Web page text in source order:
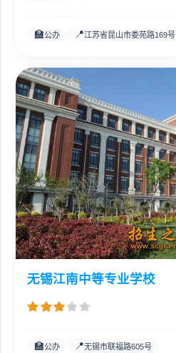
🏫公办 📍江苏省昆山市娄苑路169号
无锡江南中等专业学校
🏫公办 📍无锡市联福路605号